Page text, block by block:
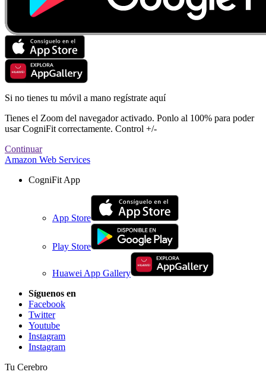
Si no tienes tu móvil a mano regístrate aquí
Tienes el Zoom del navegador activado. Ponlo al 100% para poder
usar CogniFit correctamente. Control +/-
Continuar
Amazon Web Services
CogniFit App
App Store
Play Store
Huawei App Gallery
Síguenos en
Facebook
Twitter
Youtube
Instagram
Instagram
Tu Cerebro